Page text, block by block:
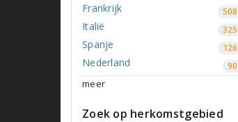
Frankrijk 508
Italië 325
Spanje 126
Nederland 90
meer
Zoek op herkomstgebied